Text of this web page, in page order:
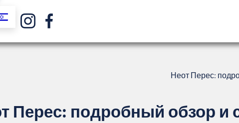
Неот Перес:
Перес: подробный обзор и